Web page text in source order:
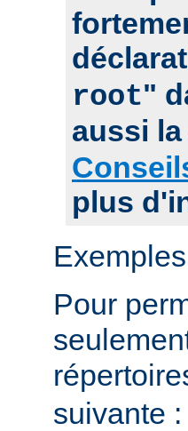
root"
aussi
plus
Pour
suivante :